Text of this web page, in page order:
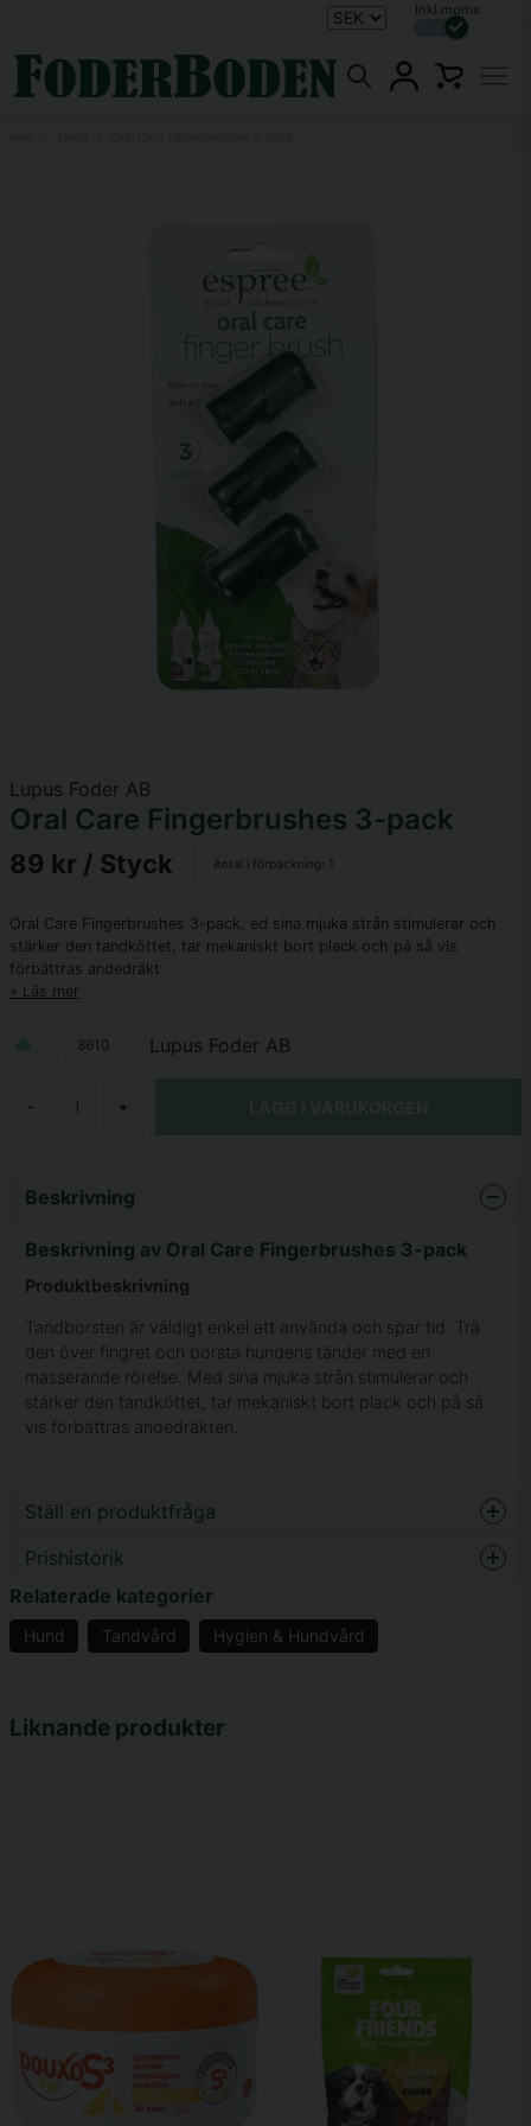
Inkl.moms
Lupus Foder AB
Oral Care Fingerbrushes 3-pack
89 kr / Styck Antal i förpackning: 1
Oral Care Fingerbrushes 3-pack, ed sina mjuka strån stimulerar och
stärker den tandköttet, tar mekaniskt bort plack och på så vis
förbättras andedräkt
Läs mer
8610 Lupus Foder AB
- +
Beskrivning
Beskrivning av Oral Care Fingerbrushes 3-pack
Produktbeskrivning
Tandborsten är väldigt enkel att använda och spar tid. Trä
den över fingret och borsta hundens tänder med en
masserande rörelse. Med sina mjuka strån stimulerar och
stärker den tandköttet, tar mekaniskt bort plack och på så
vis förbättras andedräkten.
Ställ en produktfråga
question
Prishistorik
Relaterade kategorier
Hund Tandvård Hygien & Hundvård
Liknande produkter